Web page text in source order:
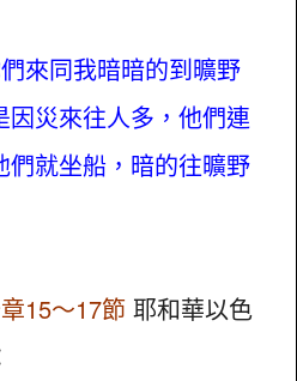
來同我暗暗的到曠野
災來往人多，他們連
們就坐船，暗的往曠野
15～17節 耶和華以色